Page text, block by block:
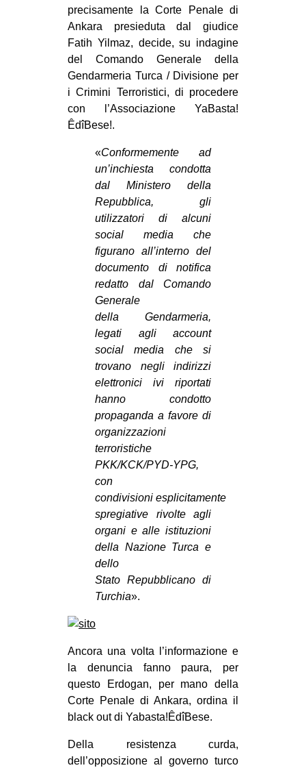
CINEMA
MUSICA
RECENSIONI
INTERNAZIONALE
AMERICHE
ESTREMO ORIENTE
EUROPA
MEDIO ORIENTE
MONDO
tw
bsky
ms
SEARCH
precisamente la Corte Penale di
Ankara presieduta dal giudice
Fatih Yilmaz, decide, su indagine
del Comando Generale della
Gendarmeria Turca / Divisione per
i Crimini Terroristici, di procedere
con l’Associazione YaBasta!
ÊdîBese!.
«Conformemente ad
un’inchiesta condotta
dal Ministero della
Repubblica, gli
utilizzatori di alcuni
social media che
figurano all’interno del
documento di notifica
redatto dal Comando
Generale
della Gendarmeria,
legati agli account
social media che si
trovano negli indirizzi
elettronici ivi riportati
hanno condotto
propaganda a favore di
organizzazioni
terroristiche
PKK/KCK/PYD-YPG,
con
condivisioni esplicitamente
spregiative rivolte agli
organi e alle istituzioni
della Nazione Turca e
dello
Stato Repubblicano di
Turchia».
Ancora una volta l’informazione e
la denuncia fanno paura, per
questo Erdogan, per mano della
Corte Penale di Ankara, ordina il
black out di Yabasta!ÊdîBese.
Della resistenza curda,
dell’opposizione al governo turco